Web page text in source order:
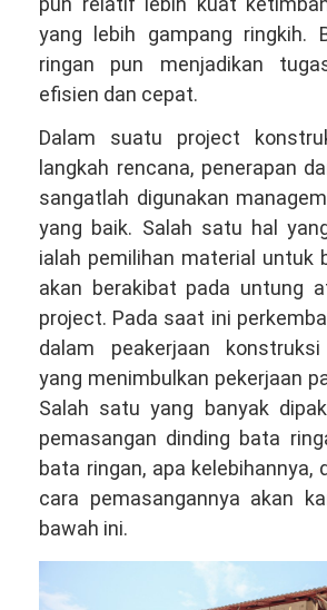
Hubungi
WA
081381344044
yang lebih gampang ringkih.
ringan pun menjadikan
efisien dan cepat.
Dalam suatu project
langkah rencana, penerapan
sangatlah digunakan
yang baik. Salah satu hal
ialah pemilihan material untuk
akan berakibat pada untung
project. Pada saat ini
dalam peakerjaan
yang menimbulkan pekerjaan
Salah satu yang banyak
pemasangan dinding bata
bata ringan, apa kelebihannya,
cara pemasangannya akan
bawah ini.